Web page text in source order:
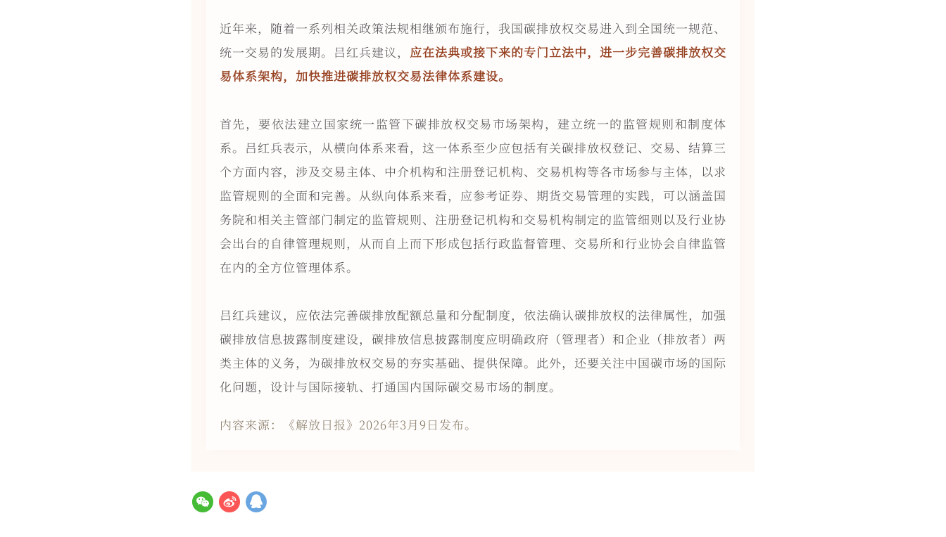
近年来，随着一系列相关政策法规相继颁布施行，我国碳排放权交易进入到全国统一规范、
统一交易的发展期。吕红兵建议， 应在法典或接下来的专门立法中，进一步完善碳排放权交
易体系架构，加快推进碳排放权交易法律体系建设。
首先，要依法建立国家统一监管下碳排放权交易市场架构，建立统一的监管规则和制度体
系。吕红兵表示，从横向体系来看，这一体系至少应包括有关碳排放权登记、交易、结算三
个方面内容，涉及交易主体、中介机构和注册登记机构、交易机构等各市场参与主体，以求
监管规则的全面和完善。从纵向体系来看，应参考证券、期货交易管理的实践，可以涵盖国
务院和相关主管部门制定的监管规则、注册登记机构和交易机构制定的监管细则以及行业协
会出台的自律管理规则，从而自上而下形成包括行政监督管理、交易所和行业协会自律监管
在内的全方位管理体系。
吕红兵建议，应依法完善碳排放配额总量和分配制度，依法确认碳排放权的法律属性，加强
碳排放信息披露制度建设，碳排放信息披露制度应明确政府（管理者）和企业（排放者）两
类主体的义务，为碳排放权交易的夯实基础、提供保障。此外，还要关注中国碳市场的国际
化问题，设计与国际接轨、打通国内国际碳交易市场的制度。
内容来源：《解放日报》2026年3月9日发布。